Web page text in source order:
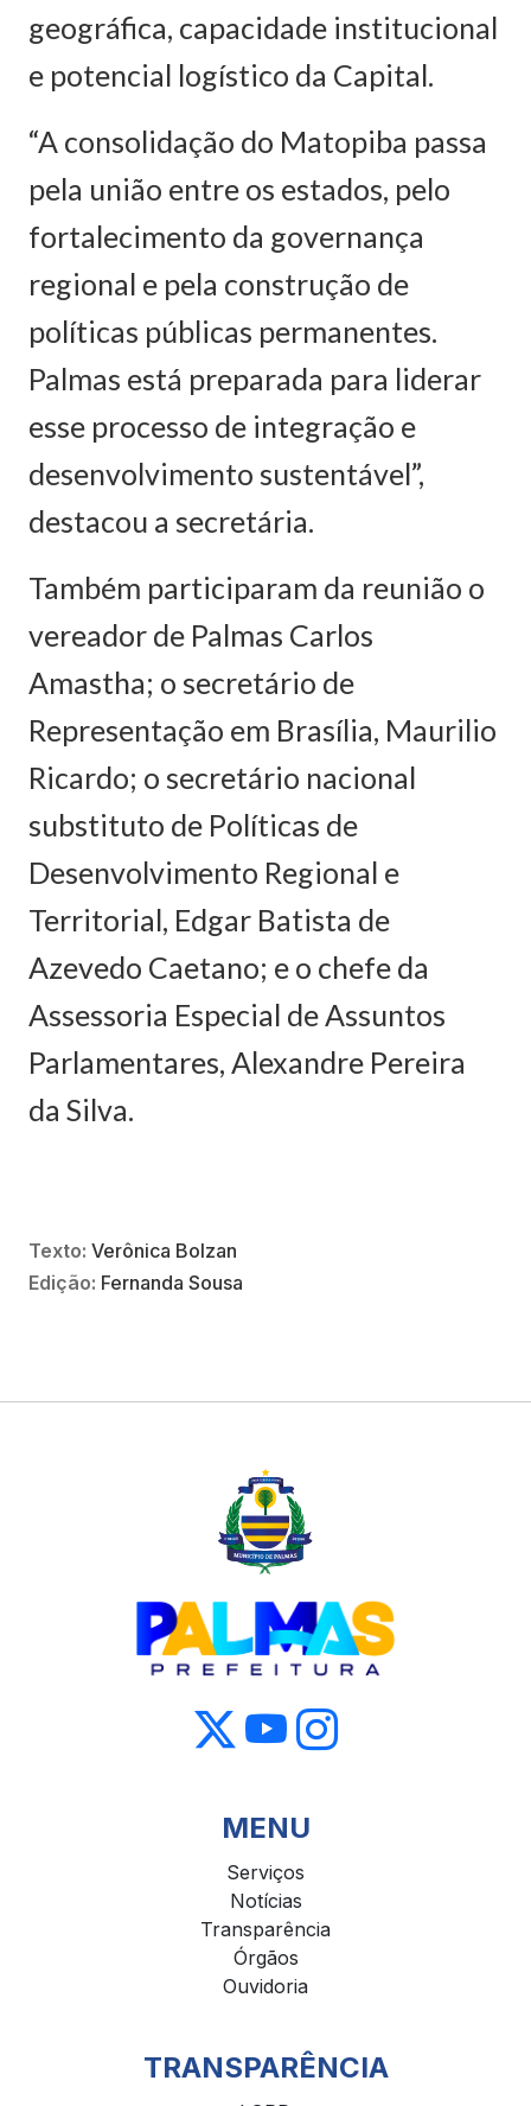
geográfica, capacidade institucional
e potencial logístico da Capital.
“A consolidação do Matopiba passa
pela união entre os estados, pelo
fortalecimento da governança
regional e pela construção de
políticas públicas permanentes.
Palmas está preparada para liderar
esse processo de integração e
desenvolvimento sustentável”,
destacou a secretária.
Também participaram da reunião o
vereador de Palmas Carlos
Amastha; o secretário de
Representação em Brasília, Maurilio
Ricardo; o secretário nacional
substituto de Políticas de
Desenvolvimento Regional e
Territorial, Edgar Batista de
Azevedo Caetano; e o chefe da
Assessoria Especial de Assuntos
Parlamentares, Alexandre Pereira
da Silva.
Texto: Verônica Bolzan
Edição: Fernanda Sousa
MENU
Serviços
Notícias
Transparência
Órgãos
Ouvidoria
TRANSPARÊNCIA